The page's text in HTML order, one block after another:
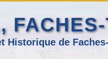
Historique de